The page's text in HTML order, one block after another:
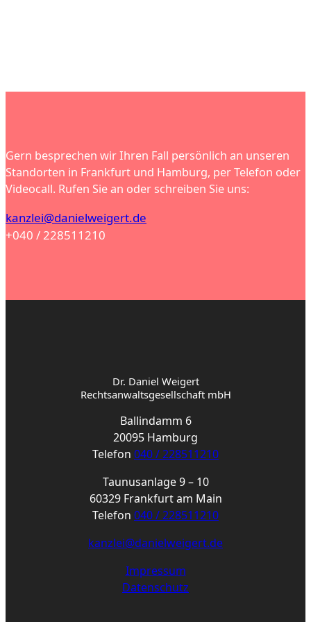
Gern besprechen wir Ihren Fall persönlich an unseren
Standorten in Frankfurt und Hamburg, per Telefon oder
Videocall. Rufen Sie an oder schreiben Sie uns:
kanzlei@danielweigert.de
+040 / 228511210
Dr. Daniel Weigert
Rechtsanwaltsgesellschaft mbH
Ballindamm 6
20095 Hamburg
Telefon 040 / 228511210
Taunusanlage 9 – 10
60329 Frankfurt am Main
Telefon 040 / 228511210
kanzlei@danielweigert.de
Impressum
Datenschutz